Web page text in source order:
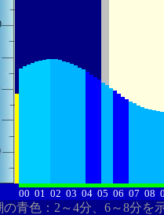
00 01 02 03 04 05 06 07 08
の青色：2～4分、6～8分を